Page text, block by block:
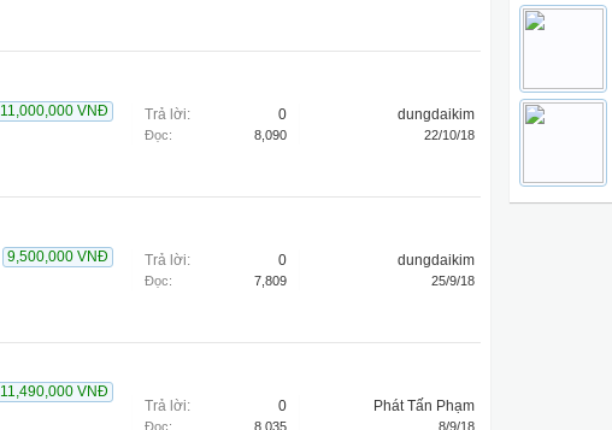
11,000,000 VNĐ Trả lời: 0
Đọc: 8,090
dungdaikim
22/10/18
9,500,000 VNĐ Trả lời: 0
Đọc: 7,809
dungdaikim
25/9/18
11,490,000 VNĐ
Trả lời: 0
Đọc: 8,035
Phát Tấn Phạm
8/9/18